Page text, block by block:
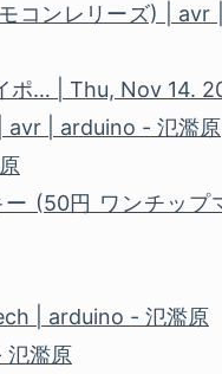
コンレリーズ) |
ポ… | Thu, Nov 14.
avr | arduino - 氾濫原
(50円 ワンチップ
| arduino - 氾濫原
氾濫原